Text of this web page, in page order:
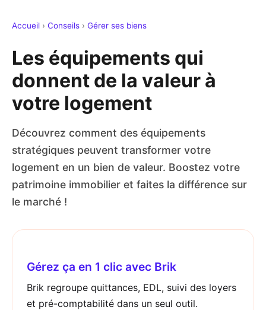
Accueil › Conseils › Gérer ses biens
Les équipements qui
donnent de la valeur à
votre logement
Découvrez comment des équipements
stratégiques peuvent transformer votre
logement en un bien de valeur. Boostez votre
patrimoine immobilier et faites la différence sur
le marché !
Gérez ça en 1 clic avec Brik
Brik regroupe quittances, EDL, suivi des loyers
et pré-comptabilité dans un seul outil.